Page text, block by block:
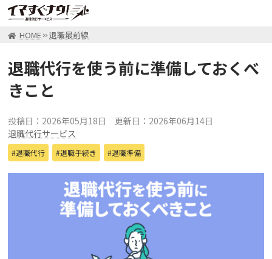
HOME 退職最前線
退職代行を使う前に準備しておくべ
きこと
投稿日：2026年05月18日
更新日：2026年06月14日
退職代行サービス
退職代行 退職手続き 退職準備